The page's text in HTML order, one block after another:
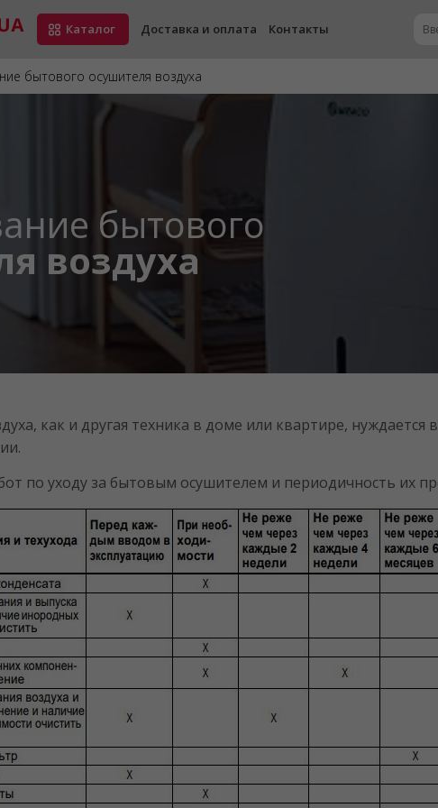
Каталог Доставка и оплата Контакты
бытового осушителя воздуха
бытового
воздуха
как и другая техника в доме или квартире,
по уходу за бытовым осушителем и периодичность их